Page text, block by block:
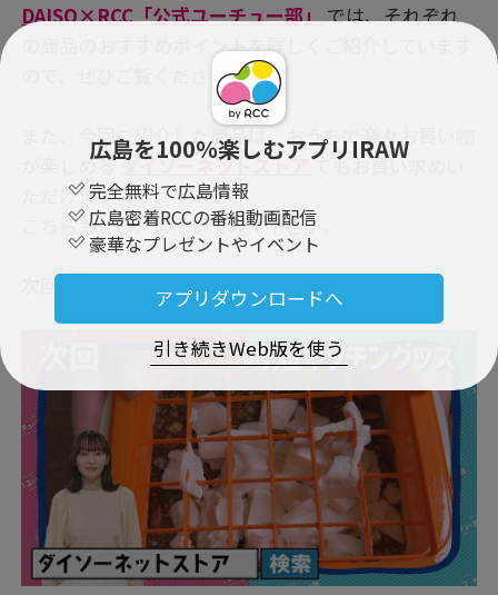
広島を100％楽しむアプリIRAW
完全無料で広島情報
広島密着RCCの番組動画配信
豪華なプレゼントやイベント
アプリダウンロードへ
引き続きWeb版を使う
DAISO×RCC「公式ユーチュー部」では、それぞれ
の商品のおすすめポイントを詳しくご紹介しています
ので、ぜひご覧くださいね。
また、今回ご紹介した商品は、おうちで楽々お買い物
が楽しめるダイソーネットストア でもお買い求めい
ただけます。
こちらもぜひ、のぞいてみて下さい。
次回のテーマは・・・